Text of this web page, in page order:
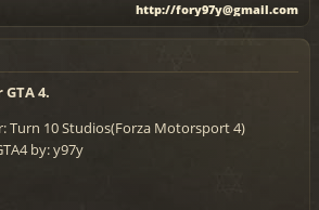
http://fory97y@gmail.com
GTA 4.
Turn 10 Studios(Forza Motorsport 4)
by: y97y